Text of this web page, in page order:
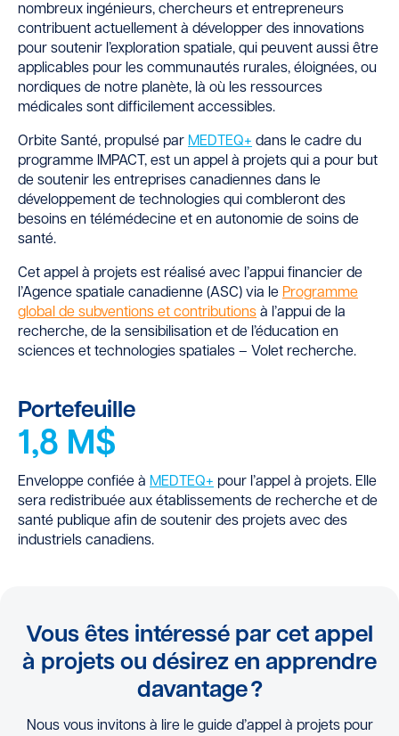
nombreux ingénieurs, chercheurs et entrepreneurs
contribuent actuellement à développer des innovations
pour soutenir l’exploration spatiale, qui peuvent aussi être
applicables pour les communautés rurales, éloignées, ou
nordiques de notre planète, là où les ressources
médicales sont difficilement accessibles.
Orbite Santé, propulsé par MEDTEQ+ dans le cadre du
programme IMPACT, est un appel à projets qui a pour but
de soutenir les entreprises canadiennes dans le
développement de technologies qui combleront des
besoins en télémédecine et en autonomie de soins de
santé.
Cet appel à projets est réalisé avec l’appui financier de
l’Agence spatiale canadienne (ASC) via le Programme
global de subventions et contributions à l’appui de la
recherche, de la sensibilisation et de l’éducation en
sciences et technologies spatiales – Volet recherche.
Portefeuille
1,8 M$
Enveloppe confiée à MEDTEQ+ pour l’appel à projets. Elle
sera redistribuée aux établissements de recherche et de
santé publique afin de soutenir des projets avec des
industriels canadiens.
Vous êtes intéressé par cet appel
à projets ou désirez en apprendre
davantage ?
Nous vous invitons à lire le guide d’appel à projets pour